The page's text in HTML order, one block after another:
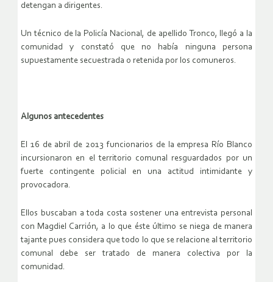
detengan a dirigentes.
Un técnico de la Policía Nacional, de apellido Tronco, llegó a la
comunidad y constató que no había ninguna persona
supuestamente secuestrada o retenida por los comuneros.
Algunos antecedentes
El 16 de abril de 2013 funcionarios de la empresa Río Blanco
incursionaron en el territorio comunal resguardados por un
fuerte contingente policial en una actitud intimidante y
provocadora.
Ellos buscaban a toda costa sostener una entrevista personal
con Magdiel Carrión, a lo que éste último se niega de manera
tajante pues considera que todo lo que se relacione al territorio
comunal debe ser tratado de manera colectiva por la
comunidad.